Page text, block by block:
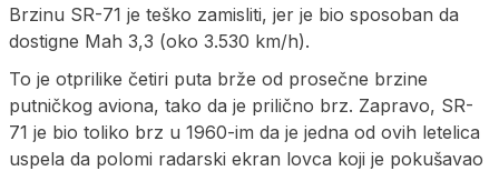
Brzinu SR-71 je teško zamisliti, jer je bio sposoban da
dostigne Mah 3,3 (oko 3.530 km/h).
To je otprilike četiri puta brže od prosečne brzine
putničkog aviona, tako da je prilično brz. Zapravo, SR-
71 je bio toliko brz u 1960-im da je jedna od ovih letelica
uspela da polomi radarski ekran lovca koji je pokušavao